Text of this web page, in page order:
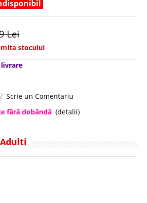
Lei
stocului
Scrie un Comentariu
fără dobândă (detalii)